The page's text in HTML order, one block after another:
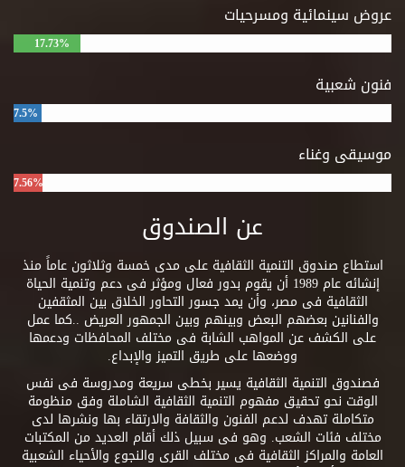
عروض سينمائية ومسرحيات
17.73%
فنون شعبية
7.5%
موسيقى وغناء
7.56%
عن الصندوق
استطاع صندوق التنمية الثقافية على مدى خمسة وثلاثون عاماً منذ
إنشائه عام 1989 أن يقوم بدور فعال ومؤثر فى دعم وتنمية الحياة
الثقافية فى مصر، وأن يمد جسور التحاور الخلاق بين المثقفين
والفنانين بعضهم البعض وبينهم وبين الجمهور العريض ..كما عمل
على الكشف عن المواهب الشابة فى مختلف المحافظات ودعمها
ووضعها على طريق التميز والإبداع.
فصندوق التنمية الثقافية يسير بخطى سريعة ومدروسة فى نفس
الوقت نحو تحقيق مفهوم التنمية الثقافية الشاملة وفق منظومة
متكاملة تهدف لدعم الفنون والثقافة والارتقاء بها ونشرها لدى
مختلف فئات الشعب. وهو فى سبيل ذلك أقام العديد من المكتبات
العامة والمراكز الثقافية فى مختلف القرى والنجوع والأحياء الشعبية